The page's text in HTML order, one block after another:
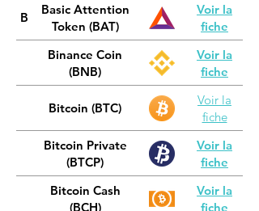
B
Basic Attention
Token (BAT)
Voir la
fiche
Binance Coin
(BNB)
Voir la
fiche
Bitcoin (BTC)
Voir la
fiche
Bitcoin Private
(BTCP)
Voir la
fiche
Bitcoin Cash
(BCH)
Voir la
fiche